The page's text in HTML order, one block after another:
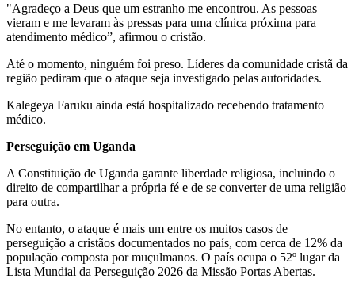
"Agradeço a Deus que um estranho me encontrou. As pessoas
vieram e me levaram às pressas para uma clínica próxima para
atendimento médico”, afirmou o cristão.
Até o momento, ninguém foi preso. Líderes da comunidade cristã da
região pediram que o ataque seja investigado pelas autoridades.
Kalegeya Faruku ainda está hospitalizado recebendo tratamento
médico.
Perseguição em Uganda
A Constituição de Uganda garante liberdade religiosa, incluindo o
direito de compartilhar a própria fé e de se converter de uma religião
para outra.
No entanto, o ataque é mais um entre os muitos casos de
perseguição a cristãos documentados no país, com cerca de 12% da
população composta por muçulmanos. O país ocupa o 52º lugar da
Lista Mundial da Perseguição 2026 da Missão Portas Abertas.